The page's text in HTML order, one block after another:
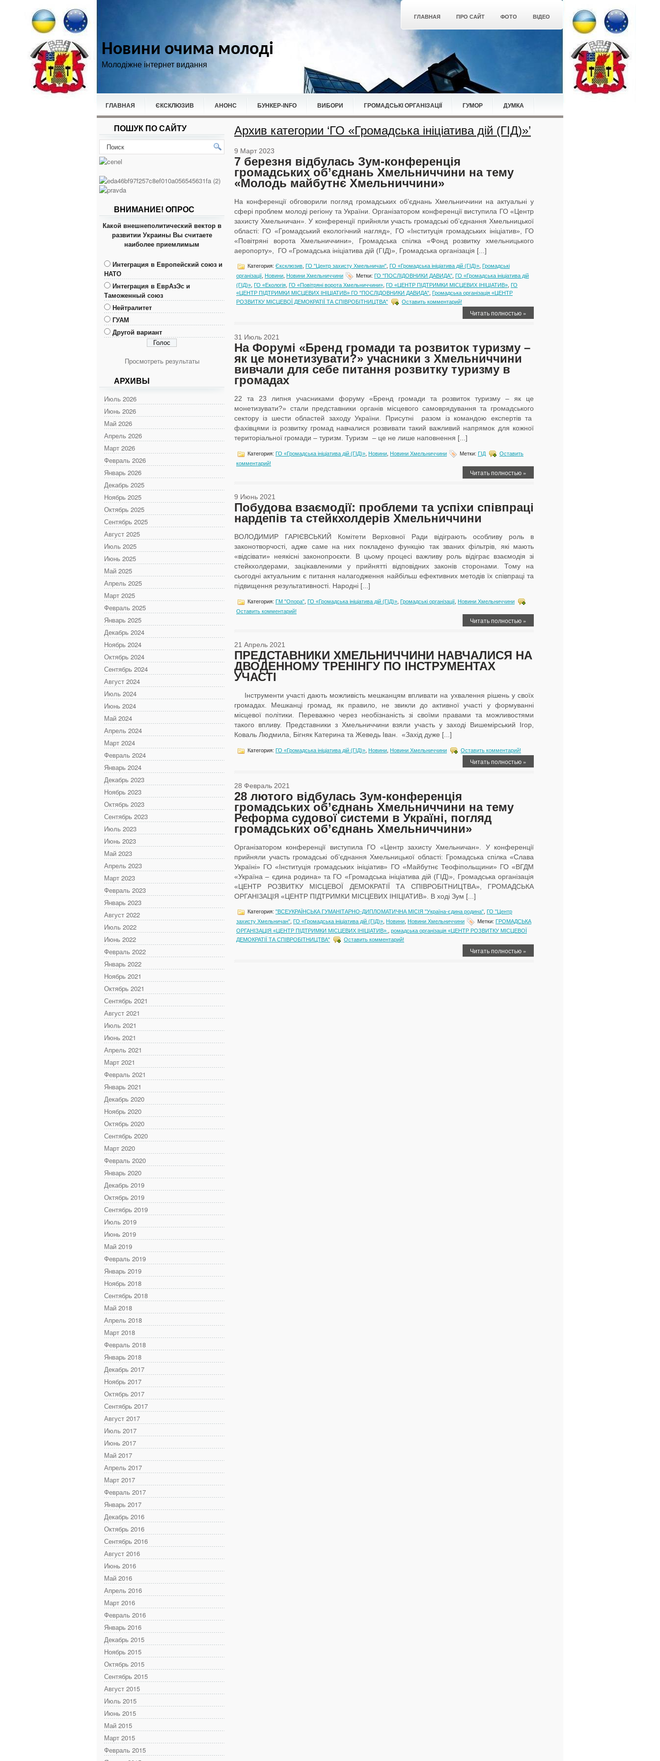
ГЛАВНАЯ ПРО САЙТ ФОТО ВІДЕО
Новини очима молоді
Молодіжне інтернет видання
ГЛАВНАЯ ЄКСКЛЮЗИВ АНОНС БУНКЕР-ІNFO ВИБОРИ ГРОМАДСЬКІ ОРГАНІЗАЦІЇ ГУМОР ДУМКА
НОВИНИ СПОРТ
ПОШУК ПО САЙТУ
ВНИМАНИЕ! ОПРОС
Какой внешнеполитический вектор в
развитии Украины Вы считаете
наиболее приемлимым
Интеграция в Европейский союз и
НАТО
Интеграция в ЕврАзЭс и
Таможенный союз
Нейтралитет
ГУАМ
Другой вариант
Просмотреть результаты
АРХИВЫ
Июль 2026
Июнь 2026
Май 2026
Апрель 2026
Март 2026
Февраль 2026
Январь 2026
Декабрь 2025
Ноябрь 2025
Октябрь 2025
Сентябрь 2025
Август 2025
Июль 2025
Июнь 2025
Май 2025
Апрель 2025
Март 2025
Февраль 2025
Январь 2025
Декабрь 2024
Ноябрь 2024
Октябрь 2024
Сентябрь 2024
Август 2024
Июль 2024
Июнь 2024
Май 2024
Апрель 2024
Март 2024
Февраль 2024
Январь 2024
Декабрь 2023
Ноябрь 2023
Октябрь 2023
Сентябрь 2023
Июль 2023
Июнь 2023
Май 2023
Апрель 2023
Март 2023
Февраль 2023
Январь 2023
Август 2022
Июль 2022
Июнь 2022
Февраль 2022
Январь 2022
Ноябрь 2021
Октябрь 2021
Сентябрь 2021
Август 2021
Июль 2021
Июнь 2021
Апрель 2021
Март 2021
Февраль 2021
Январь 2021
Декабрь 2020
Ноябрь 2020
Октябрь 2020
Сентябрь 2020
Март 2020
Февраль 2020
Январь 2020
Декабрь 2019
Октябрь 2019
Сентябрь 2019
Июль 2019
Июнь 2019
Май 2019
Февраль 2019
Январь 2019
Ноябрь 2018
Сентябрь 2018
Май 2018
Апрель 2018
Март 2018
Февраль 2018
Январь 2018
Декабрь 2017
Ноябрь 2017
Октябрь 2017
Сентябрь 2017
Август 2017
Июль 2017
Июнь 2017
Май 2017
Апрель 2017
Март 2017
Февраль 2017
Январь 2017
Декабрь 2016
Октябрь 2016
Сентябрь 2016
Август 2016
Июнь 2016
Май 2016
Апрель 2016
Март 2016
Февраль 2016
Январь 2016
Декабрь 2015
Ноябрь 2015
Октябрь 2015
Сентябрь 2015
Август 2015
Июль 2015
Июнь 2015
Май 2015
Март 2015
Февраль 2015
Архив категории ‘ГО «Громадська ініціатива дій (ГІД)»’
9 Март 2023
7 березня відбулась Зум-конференція
громадських об’єднань Хмельниччини на тему
«Молодь майбутнє Хмельниччини»
На конференції обговорили погляд громадських об’єднань Хмельниччини на актуальні у
сфері проблем молоді регіону та України. Організатором конференції виступила ГО «Центр
захисту Хмельничан». У конференції прийняли участь громадські об’єднання Хмельницької
області: ГО «Громадський екологічний нагляд», ГО «Інституція громадських ініціатив», ГО
«Повітряні ворота Хмельниччини», Громадська спілка «Фонд розвитку хмельницького
аеропорту», ГО «Громадська ініціатива дій (ГІД)», Громадська організація [...]
Категория: Єксклюзив ГО "Центр захисту Хмельничан" ГО «Громадська ініціатива дій (ГІД)» Громадські
організації Новини Новини Хмельниччини Метки: ГО "ПОСЛІДОВНИКИ ДАВИДА" ГО «Громадська ініціатива дій
(ГІД)» ГО «Екологія ГО «Повітряні ворота Хмельниччини» ГО «ЦЕНТР ПІДТРИМКИ МІСЦЕВИХ ІНІЦІАТИВ» ГО
«ЦЕНТР ПІДТРИМКИ МІСЦЕВИХ ІНІЦІАТИВ» ГО "ПОСЛІДОВНИКИ ДАВИДА" Громадська організація «ЦЕНТР
РОЗВИТКУ МІСЦЕВОЇ ДЕМОКРАТІЇ ТА СПІВРОБІТНИЦТВА"
Оставить комментарий!
Читать полностью »
31 Июль 2021
На Форумі «Бренд громади та розвиток туризму –
як це монетизувати?» учасники з Хмельниччини
вивчали для себе питання розвитку туризму в
громадах
22 та 23 липня учасниками форуму «Бренд громади та розвиток туризму – як це
монетизувати?» стали представники органів місцевого самоврядування та громадського
сектору із шести областей заходу України. Присутні разом із командою експертів та
фахівцями із розвитку громад навчалися розвивати такий важливий напрямок для кожної
територіальної громади – туризм. Туризм – це не лише наповнення [...]
Категория: ГО «Громадська ініціатива дій (ГІД)» Новини Новини Хмельниччини Метки: ГІД
Оставить
комментарий!
Читать полностью »
9 Июнь 2021
Побудова взаємодії: проблеми та успіхи співпраці
нардепів та стейкхолдерів Хмельниччини
ВОЛОДИМИР ГАРІЄВСЬКИЙ Комітети Верховної Ради відіграють особливу роль в
законотворчості, адже саме на них покладено функцію так званих фільтрів, які мають
«відсівати» неякісні законопроєкти. В цьому процесі важливу роль відіграє взаємодія зі
стейкхолдерами, зацікавленими у прийнятті відповідних законів сторонами. Тому на
сьогодні актуальним є питання налагодження найбільш ефективних методів їх співпраці та
підвищення результативності. Народні [...]
Категория: ГМ "Опора" ГО «Громадська ініціатива дій (ГІД)» Громадські організації Новини Хмельниччини
Оставить комментарий!
Читать полностью »
21 Апрель 2021
ПРЕДСТАВНИКИ ХМЕЛЬНИЧЧИНИ НАВЧАЛИСЯ НА
ДВОДЕННОМУ ТРЕНІНГУ ПО ІНСТРУМЕНТАХ
УЧАСТІ
Інструменти участі дають можливість мешканцям впливати на ухвалення рішень у своїх
громадах. Мешканці громад, як правило, не звикли до активної участі у формуванні
місцевої політики. Переважно через необізнаність зі своїми правами та можливостями
такого впливу. Представники з Хмельниччини взяли участь у заході Вишемірський Ігор,
Коваль Людмила, Бігняк Катерина та Жеведь Іван. «Захід дуже [...]
Категория: ГО «Громадська ініціатива дій (ГІД)» Новини Новини Хмельниччини Оставить комментарий!
Читать полностью »
28 Февраль 2021
28 лютого відбулась Зум-конференція
громадських об’єднань Хмельниччини на тему
Реформа судової системи в Україні, погляд
громадських об’єднань Хмельниччини»
Організатором конференції виступила ГО «Центр захисту Хмельничан». У конференції
прийняли участь громадські об’єднання Хмельницької області: Громадська спілка «Слава
Україні» ГО «Інституція громадських ініціатив» ГО «Майбутнє Теофіпольщини» ГО «ВГДМ
«Україна – єдина родина» та ГО «Громадська ініціатива дій (ГІД)», Громадська організація
«ЦЕНТР РОЗВИТКУ МІСЦЕВОЇ ДЕМОКРАТІЇ ТА СПІВРОБІТНИЦТВА», ГРОМАДСЬКА
ОРГАНІЗАЦІЯ «ЦЕНТР ПІДТРИМКИ МІСЦЕВИХ ІНІЦІАТИВ». В ході Зум [...]
Категория: "ВСЕУКРАЇНСЬКА ГУМАНІТАРНО-ДИПЛОМАТИЧНА МІСІЯ "Україна-єдина родина" ГО "Центр
захисту Хмельничан" ГО «Громадська ініціатива дій (ГІД)» Новини Новини Хмельниччини Метки: ГРОМАДСЬКА
ОРГАНІЗАЦІЯ «ЦЕНТР ПІДТРИМКИ МІСЦЕВИХ ІНІЦІАТИВ».
ромадська організація «ЦЕНТР РОЗВИТКУ МІСЦЕВОЇ
ДЕМОКРАТІЇ ТА СПІВРОБІТНИЦТВА"
Оставить комментарий!
Читать полностью »